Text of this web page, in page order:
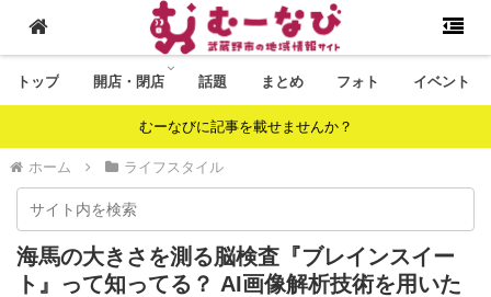
トップ 開店・閉店 話題 まとめ フォト イベント
むーなびに記事を載せませんか？
ホーム ライフスタイル
海馬の大きさを測る脳検査『ブレインスイー
ト』って知ってる？ AI画像解析技術を用いた